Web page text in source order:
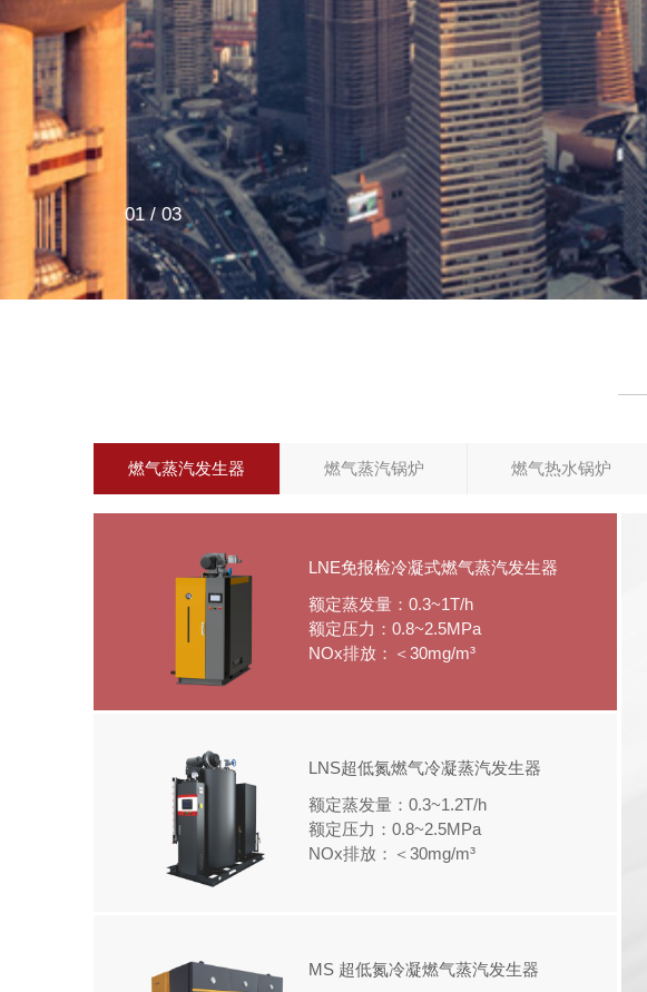
01/03
燃气蒸汽发生器 燃气蒸汽锅炉 燃气热水锅炉
LNE免报检冷凝式燃气蒸汽发生器
额定蒸发量：0.3~1T/h
额定压力：0.8~2.5MPa
NOx排放：＜30mg/m³
LNS超低氮燃气冷凝蒸汽发生器
额定蒸发量：0.3~1.2T/h
额定压力：0.8~2.5MPa
NOx排放：＜30mg/m³
MS 超低氮冷凝燃气蒸汽发生器